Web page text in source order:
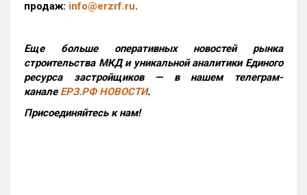
продаж: info@erzrf.ru.
Еще больше оперативных новостей рынка
строительства МКД и уникальной аналитики Единого
ресурса застройщиков — в нашем телеграм-
канале ЕРЗ.РФ НОВОСТИ.
Присоединяйтесь к нам!